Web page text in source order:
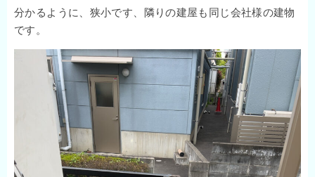
分かるように、狭小です、隣りの建屋も同じ会社様の建物
です。